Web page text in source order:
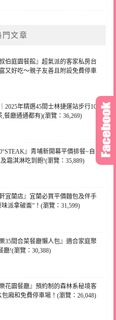
門文章
伯庭園餐館』超氣派的客家私房台
又好吃～親子友善且附設免費停車
2025年精選45間士林捷運站步行10
餐廳通通都有)(瀏覽：36,269)
』青埔新開幕平價排餐~自
霜淇淋吃到飽!(瀏覽：35,889)
宜蘭店』宜蘭必買平價麵包及伴手
派拿破崙”！(瀏覽：31,599)
35間合菜餐廳懶人包』適合家庭聚
廳!(瀏覽：30,388)
花園餐廳』預約制的森林系秘境客
廂和免費停車場！(瀏覽：26,048)